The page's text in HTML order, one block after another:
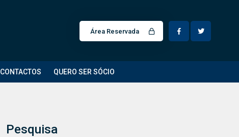
Área Reservada
CONTACTOS QUERO SER SÓCIO
Pesquisa